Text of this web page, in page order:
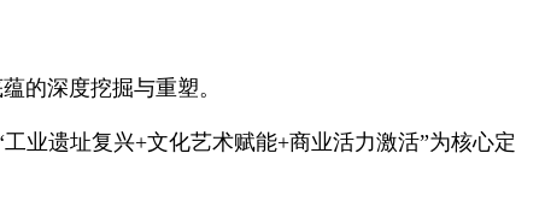
的深度挖掘与重塑。
业遗址复兴+文化艺术赋能+商业活力激活”为核心定